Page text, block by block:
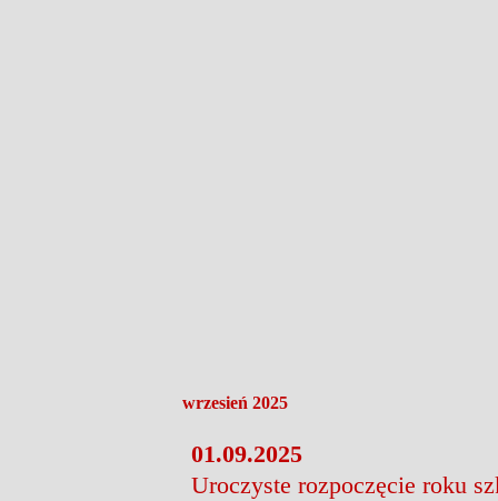
wrzesień 2025
01.09.2025
Uroczyste rozpoczęcie roku